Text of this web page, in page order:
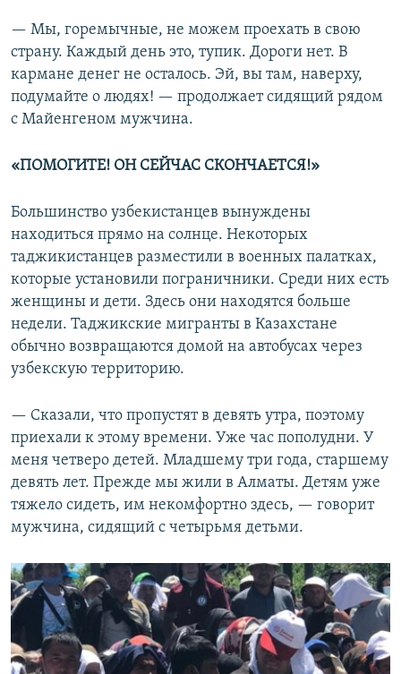
— Мы, горемычные, не можем проехать в свою
страну. Каждый день это, тупик. Дороги нет. В
кармане денег не осталось. Эй, вы там, наверху,
подумайте о людях! — продолжает сидящий рядом
с Майенгеном мужчина.
«ПОМОГИТЕ! ОН СЕЙЧАС СКОНЧАЕТСЯ!»
Большинство узбекистанцев вынуждены
находиться прямо на солнце. Некоторых
таджикистанцев разместили в военных палатках,
которые установили пограничники. Среди них есть
женщины и дети. Здесь они находятся больше
недели. Таджикские мигранты в Казахстане
обычно возвращаются домой на автобусах через
узбекскую территорию.
— Сказали, что пропустят в девять утра, поэтому
приехали к этому времени. Уже час пополудни. У
меня четверо детей. Младшему три года, старшему
девять лет. Прежде мы жили в Алматы. Детям уже
тяжело сидеть, им некомфортно здесь, — говорит
мужчина, сидящий с четырьмя детьми.